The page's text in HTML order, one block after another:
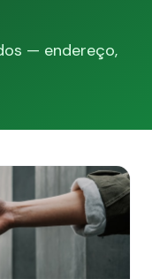
— endereço,